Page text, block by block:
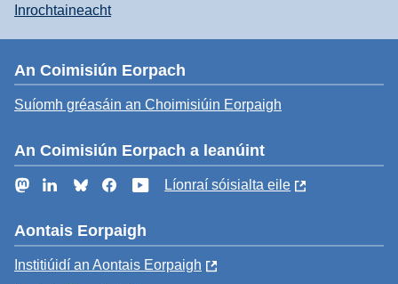
Inrochtaineacht
An Coimisiún Eorpach
Suíomh gréasáin an Choimisiúin Eorpaigh
An Coimisiún Eorpach a leanúint
MastodonLinkedInBlueskyFacebookYouTube
Líonraí sóisialta eile
Aontais Eorpaigh
Institiúidí an Aontais Eorpaigh